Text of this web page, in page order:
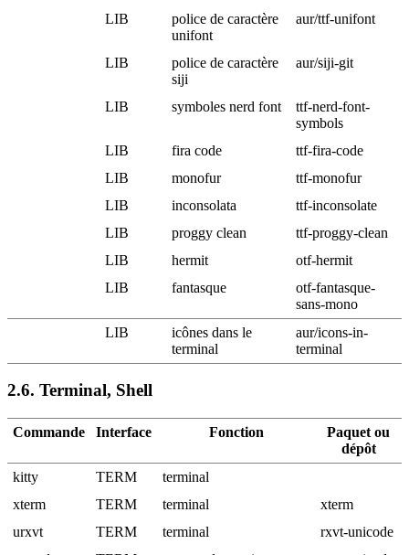
LIB
police de caractère
unifont
aur/ttf-unifont
LIB
police de caractère
siji
aur/siji-git
LIB symboles nerd font
ttf-nerd-font-
symbols
LIB
fira code
ttf-fira-code
LIB
monofur
ttf-monofur
LIB
inconsolata
ttf-inconsolate
LIB
proggy clean
ttf-proggy-clean
LIB
hermit
otf-hermit
LIB
fantasque
otf-fantasque-
sans-mono
LIB
icônes dans le
terminal
aur/icons-in-
terminal
2.6. Terminal, Shell
Commande Interface Fonction
Paquet ou
dépôt
kitty
TERM
terminal
xterm
TERM terminal
xterm
urxvt
TERM terminal
rxvt-unicode